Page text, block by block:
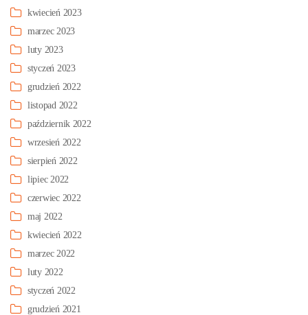
kwiecień 2023
marzec 2023
luty 2023
styczeń 2023
grudzień 2022
listopad 2022
październik 2022
wrzesień 2022
sierpień 2022
lipiec 2022
czerwiec 2022
maj 2022
kwiecień 2022
marzec 2022
luty 2022
styczeń 2022
grudzień 2021